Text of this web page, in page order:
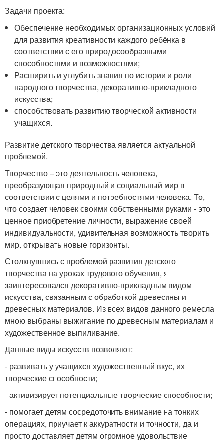
Задачи проекта:
Обеспечение необходимых организационных условий
для развития креативности каждого ребёнка в
соответствии с его природосообразными
способностями и возможностями;
Расширить и углубить знания по истории и роли
народного творчества, декоративно-прикладного
искусства;
способствовать развитию творческой активности
учащихся.
Развитие детского творчества является актуальной
проблемой.
Творчество – это деятельность человека,
преобразующая природный и социальный мир в
соответствии с целями и потребностями человека. То,
что создает человек своими собственными руками - это
ценное приобретение личности, выражение своей
индивидуальности, удивительная возможность творить
мир, открывать новые горизонты.
Столкнувшись с проблемой развития детского
творчества на уроках трудового обучения, я
заинтересовался декоративно-прикладным видом
искусства, связанным с обработкой древесины и
древесных материалов. Из всех видов данного ремесла
мною выбраны выжигание по древесным материалам и
художественное выпиливание.
Данные виды искусств позволяют:
- развивать у учащихся художественный вкус, их
творческие способности;
- активизирует потенциальные творческие способности;
- помогает детям сосредоточить внимание на тонких
операциях, приучает к аккуратности и точности, да и
просто доставляет детям огромное удовольствие